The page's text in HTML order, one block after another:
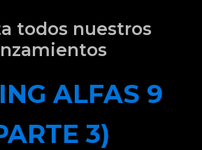
todos nuestros
ALFAS 9
3)